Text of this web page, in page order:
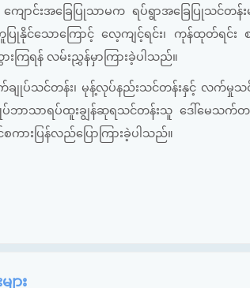
ောင်းအခြေပြုသာမက ရပ်ရွာအခြေပြုသင်တန်း
င်သောကြောင့် လေ့ကျင့်ရင်း၊ ကုန်ထုတ်ရင်း
းကြရန် လမ်းညွှန်မှာကြားခဲ့ပါသည်။
င်တန်း၊ မုန့်လုပ်နည်းသင်တန်းနှင့် လက်မှုသင်တ
ပ်ဘာသာရပ်ထူးချွန်ဆုရသင်တန်းသူ ဒေါ်မေသက်တ
ကားပြန်လည်ပြောကြားခဲ့ပါသည်။
ား